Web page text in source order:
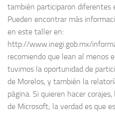
también participaron diferentes
Pueden encontrar más
en este taller en:
http://www.inegi.gob.mx/
recomiendo que lean al menos
tuvimos la oportunidad de
de Morelos, y también la
página. Si quieren hacer
de Microsoft; la verdad es que